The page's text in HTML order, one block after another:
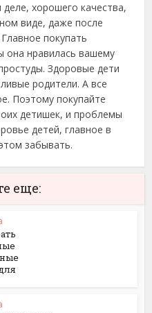
хорошего качества,
виде, даже после
покупать
она нравилась вашему
Здоровые дети
родители. А все
Поэтому покупайте
детишек, и проблемы
детей, главное в
забывать.
еще: